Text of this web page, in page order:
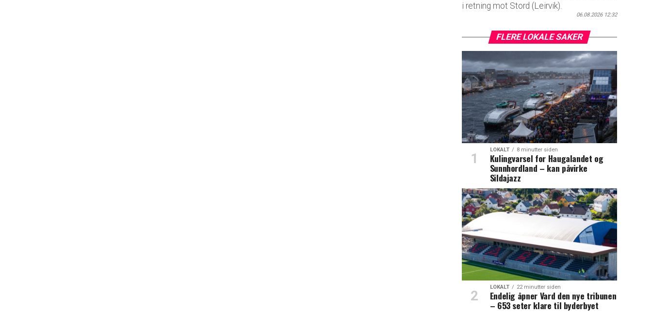
i retning mot Stord (Leirvik).
06.08.2026 12:32
FLERE LOKALE SAKER
LOKALT 8 minutter siden
Kulingvarsel for Haugalandet og
Sunnhordland – kan påvirke
Sildajazz
LOKALT 22 minutter siden
Endelig åpner Vard den nye tribunen
– 653 seter klare til byderbyet